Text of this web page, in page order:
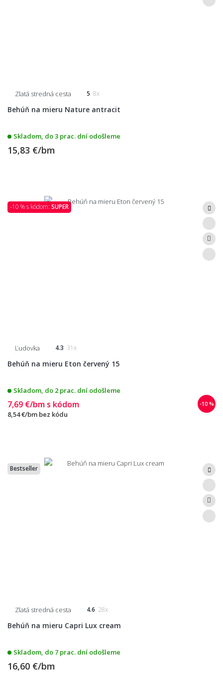
Zlatá stredná cesta 5 8x
Behúň na mieru Nature antracit
Skladom, do 3 prac. dní odošleme
15,83 €/bm
-10 % s kódom: SUPER
Ľudovka 4.3 31x
Behúň na mieru Eton červený 15
Skladom, do 2 prac. dní odošleme
-10 %
7,69 €/bm s kódom
8,54 €/bm bez kódu
Bestseller
Zlatá stredná cesta 4.6 28x
Behúň na mieru Capri Lux cream
Skladom, do 7 prac. dní odošleme
16,60 €/bm